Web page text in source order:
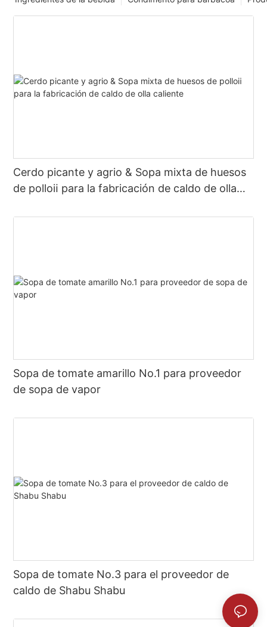
Cerdo picante y agrio & Sopa mixta de huesos
de polloⅱ para la fabricación de caldo de olla
Sopa de tomate amarillo No.1 para proveedor
de sopa de vapor
Sopa de tomate No.3 para el proveedor de
caldo de Shabu Shabu